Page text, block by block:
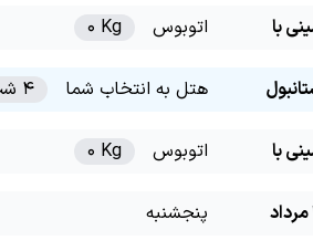
با اتوبوس 0 Kg
هتل به انتخاب شما 4 شب
با اتوبوس 0 Kg
پنجشنبه